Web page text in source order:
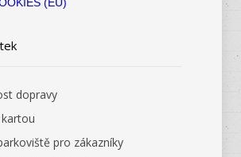
dopravy
pro zákazníky